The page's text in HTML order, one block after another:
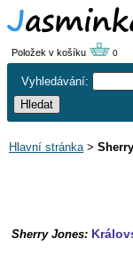
Položek v košíku 0
Vyhledávání:
Hlavní stránka>
Sherry Jones: